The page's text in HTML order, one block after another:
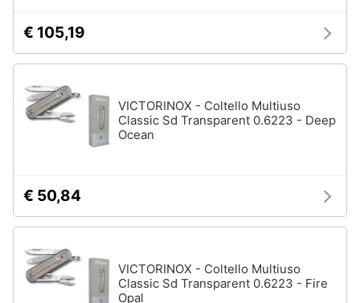
€ 105,19
VICTORINOX - Coltello Multiuso
Classic Sd Transparent 0.6223 - Deep
Ocean
€ 50,84
VICTORINOX - Coltello Multiuso
Classic Sd Transparent 0.6223 - Fire
Opal